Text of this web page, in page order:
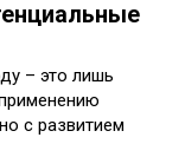
– это лишь
с развитием